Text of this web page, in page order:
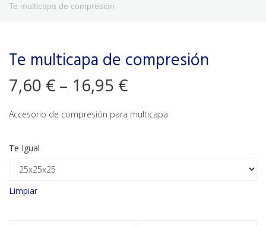
Te multicapa de compresión
Te multicapa de compresión
7,60 € – 16,95 €
Accesorio de compresión para multicapa
Te Igual
Limpiar